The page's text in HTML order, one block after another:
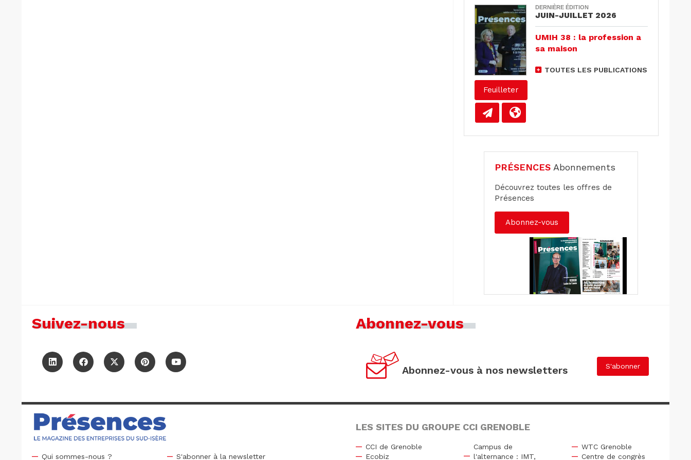
Feuilleter
DERNIÈRE ÉDITION
JUIN-JUILLET 2026
UMIH 38 : la profession a
sa maison
TOUTES LES PUBLICATIONS
PRÉSENCES Abonnements
Découvrez toutes les offres de
Présences
Abonnez-vous
Suivez-nous Abonnez-vous
Abonnez-vous à nos newsletters S'abonner
Qui sommes-nous ? S'abonner à la newsletter
LES SITES DU GROUPE CCI GRENOBLE
CCI de Grenoble
Ecobiz
Campus de
l'alternance : IMT,
WTC Grenoble
Centre de congrès